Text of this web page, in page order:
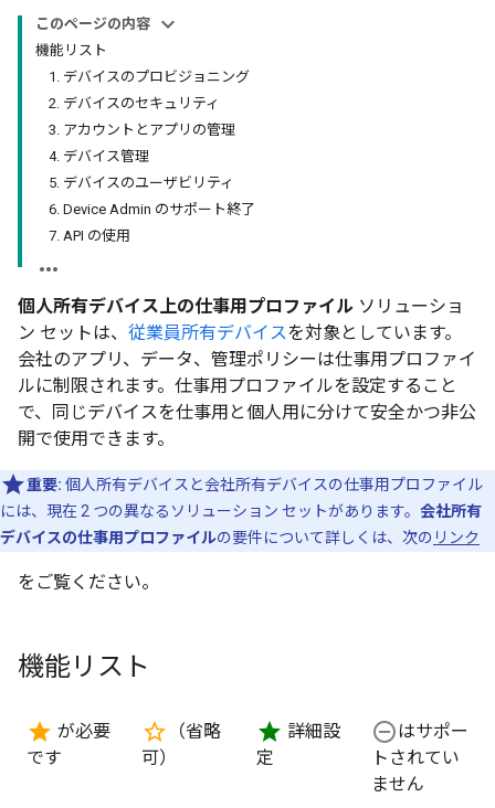
このページの内容
機能リスト
1. デバイスのプロビジョニング
2. デバイスのセキュリティ
3. アカウントとアプリの管理
4. デバイス管理
5. デバイスのユーザビリティ
6. Device Admin のサポート終了
7. API の使用
個人所有デバイス上の仕事用プロファイル ソリューショ
ン セットは、 従業員所有デバイスを対象としています。
会社のアプリ、データ、管理ポリシーは仕事用プロファイ
ルに制限されます。仕事用プロファイルを設定すること
で、同じデバイスを仕事用と個人用に分けて安全かつ非公
開で使用できます。
重要: 個人所有デバイスと会社所有デバイスの仕事用プロファイル
には、現在 2 つの異なるソリューション セットがあります。 会社所有
デバイスの仕事用プロファイルの要件について詳しくは、次の リンク
をご覧ください。
機能リスト
star が必要
です
star_border
（省略
可）
star 詳細設
定
remove_circle_outlineはサポー
トされてい
ません